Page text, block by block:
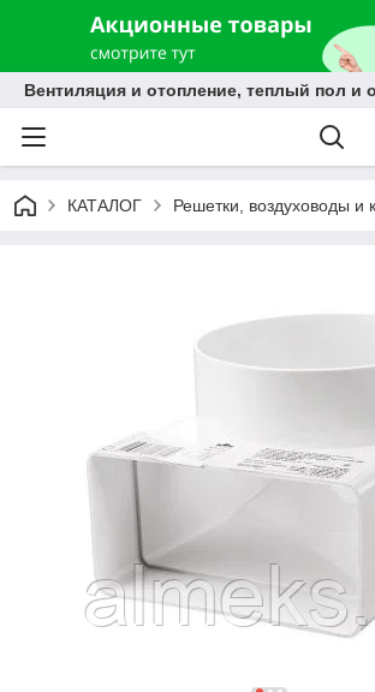
Вентиляция и отопление, теплый пол
КАТАЛОГ Решетки, воздуховоды